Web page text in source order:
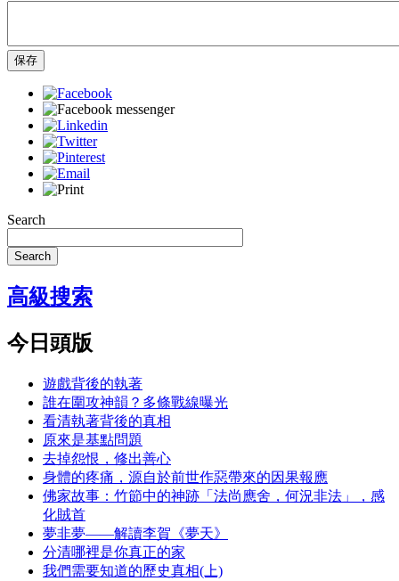
保存
Search
Search
高級搜索
今日頭版
遊戲背後的執著
誰在圍攻神韻？多條戰線曝光
看清執著背後的真相
原來是基點問題
去掉怨恨，修出善心
身體的疼痛，源自於前世作惡帶來的因果報應
佛家故事：竹節中的神跡「法尚應舍，何況非法」，感
化賊首
夢非夢——解讀李賀《夢天》
分清哪裡是你真正的家
我們需要知道的歷史真相(上)